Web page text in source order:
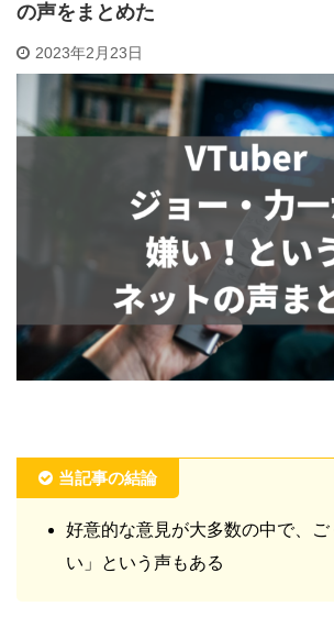
の声をまとめた
2023年2月23日
当記事の結論
好意的な意見が大多数の中で、
い」という声もある